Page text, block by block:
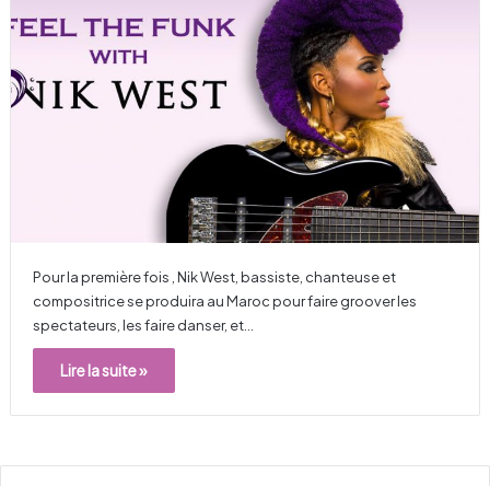
Pour la première fois , Nik West, bassiste, chanteuse et
compositrice se produira au Maroc pour faire groover les
spectateurs, les faire danser, et…
Lire la suite »